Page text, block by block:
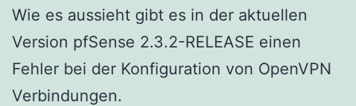
Wie es aussieht gibt es in der aktuellen
Version pfSense 2.3.2-RELEASE einen
Fehler bei der Konfiguration von OpenVPN
Verbindungen.